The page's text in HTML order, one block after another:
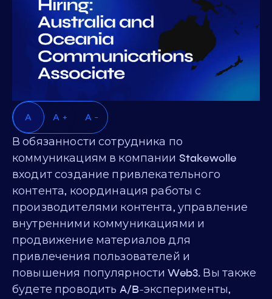
A A + A -
В обязанности сотрудника по
коммуникациям в компании Stakewolle
входит создание привлекательного
контента, координация работы с
производителями контента, управление
внутренними коммуникациями и
продвижение материалов для
привлечения пользователей и
повышения популярности Web3. Вы также
будете проводить A/B-эксперименты,